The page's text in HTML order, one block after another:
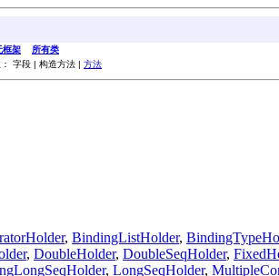
框架
所有类
字段 | 构造方法 | 方法
, BindingListHolder,
, DoubleHolder, DoubleSeqHolder,
, LongSeqHolder,